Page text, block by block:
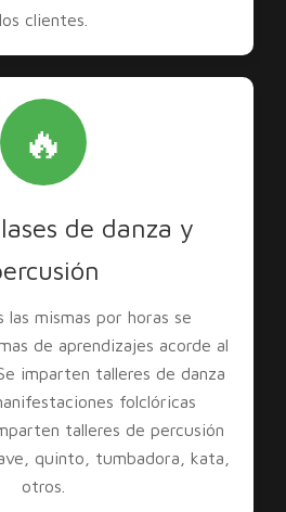
los clientes.
🔥
de danza y
las mismas por horas se
de aprendizajes acorde al
imparten talleres de danza
folclóricas
talleres de percusión
quinto, tumbadora, kata,
otros.